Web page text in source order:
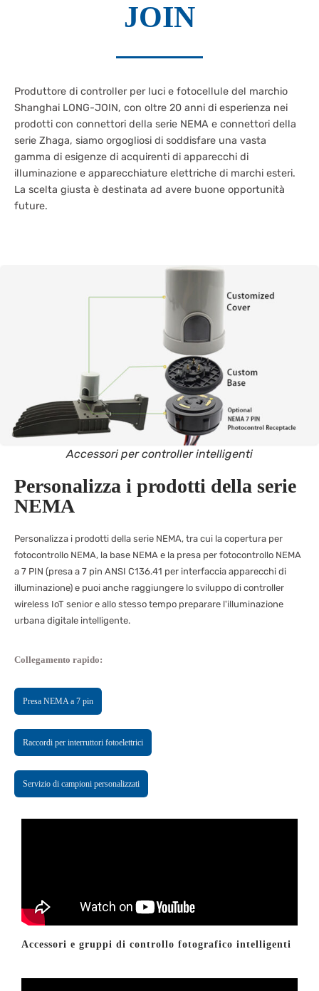
JOIN
Produttore di controller per luci e fotocellule del marchio
Shanghai LONG-JOIN, con oltre 20 anni di esperienza nei
prodotti con connettori della serie NEMA e connettori della
serie Zhaga, siamo orgogliosi di soddisfare una vasta
gamma di esigenze di acquirenti di apparecchi di
illuminazione e apparecchiature elettriche di marchi esteri.
La scelta giusta è destinata ad avere buone opportunità
future.
Accessori per controller intelligenti
Personalizza i prodotti della serie
NEMA
Personalizza i prodotti della serie NEMA, tra cui la copertura per
fotocontrollo NEMA, la base NEMA e la presa per fotocontrollo NEMA
a 7 PIN (presa a 7 pin ANSI C136.41 per interfaccia apparecchi di
illuminazione) e puoi anche raggiungere lo sviluppo di controller
wireless IoT senior e allo stesso tempo preparare l'illuminazione
urbana digitale intelligente.
Collegamento rapido:
Presa NEMA a 7 pin
Raccordi per interruttori fotoelettrici
Servizio di campioni personalizzati
Accessori e gruppi di controllo fotografico intelligenti